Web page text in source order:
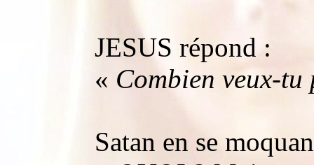
JESUS répond :
« Combien veux-tu
Satan en se